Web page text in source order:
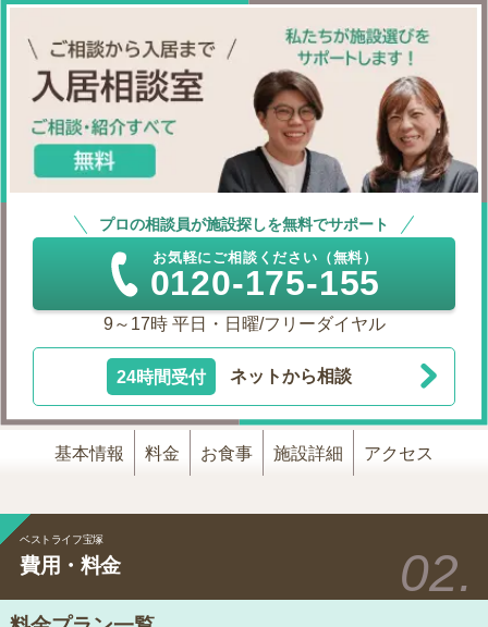
プロの相談員が施設探しを無料でサポート
お気軽にご相談ください（無料）
0120-175-155
9～17時 平日・日曜/フリーダイヤル
24時間受付 ネットから相談
基本情報 料金 お食事 施設詳細 アクセス
ベストライフ宝塚
費用・料金